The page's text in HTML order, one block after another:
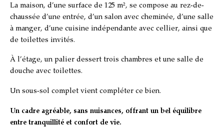
La maison, d’une surface de 125 m², se compose au rez-de-
chaussée d’une entrée, d’un salon avec cheminée, d’une salle
à manger, d’une cuisine indépendante avec cellier, ainsi que
de toilettes invités.
À l’étage, un palier dessert trois chambres et une salle de
douche avec toilettes.
Un sous-sol complet vient compléter ce bien.
Un cadre agréable, sans nuisances, offrant un bel équilibre
entre tranquillité et confort de vie.